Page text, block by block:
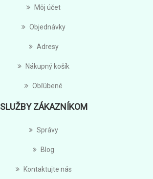
Môj účet
Objednávky
Adresy
Nákupný košík
Obľúbené
SLUŽBY ZÁKAZNÍKOM
Správy
Blog
Kontaktujte nás